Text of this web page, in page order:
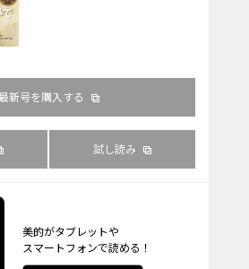
最新号を購入する
試し読み
美的がタブレットや
スマートフォンで読める！